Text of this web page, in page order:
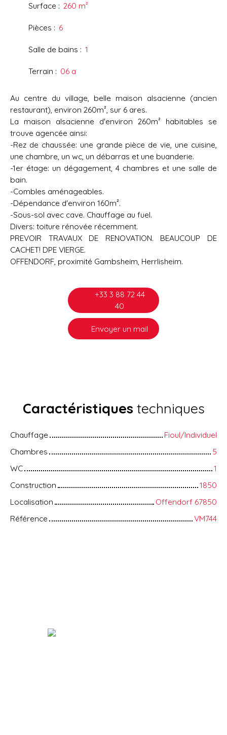
Surface : 260 m²
Pièces : 6
Salle de bains : 1
Terrain : 06 a
Au centre du village, belle maison alsacienne (ancien
restaurant), environ 260m², sur 6 ares.
La maison alsacienne d'environ 260m² habitables se
trouve agencée ainsi:
-Rez de chaussée: une grande pièce de vie, une cuisine,
une chambre, un wc, un débarras et une buanderie.
-1er étage: un dégagement, 4 chambres et une salle de
bain.
-Combles aménageables.
-Dépendance d'environ 160m².
-Sous-sol avec cave. Chauffage au fuel.
Divers: toiture rénovée récemment.
PREVOIR TRAVAUX DE RENOVATION. BEAUCOUP DE
CACHET! DPE VIERGE.
OFFENDORF, proximité Gambsheim, Herrlisheim.
+33 3 88 72 44
40
Envoyer un mail
Caractéristiques techniques
Chauffage
Fioul/Individuel
Chambres
5
WC
1
Construction
1850
Localisation
Offendorf 67850
Référence
VM744